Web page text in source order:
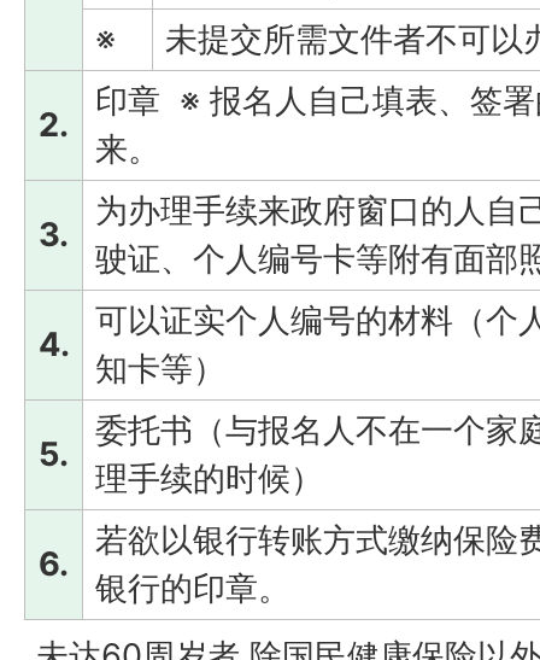
※
未提交所需文件者不可以
2.
印章 ※ 报名人自己填表、签
来。
3.
为办理手续来政府窗口的人自
驶证、个人编号卡等附有面部
4.
可以证实个人编号的材料（个
知卡等）
5.
委托书（与报名人不在一个家
理手续的时候）
6.
若欲以银行转账方式缴纳保险
银行的印章。